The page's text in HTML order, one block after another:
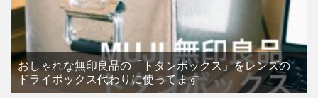
おしゃれな無印良品の「トタンボックス」をレンズの
ドライボックス代わりに使ってます